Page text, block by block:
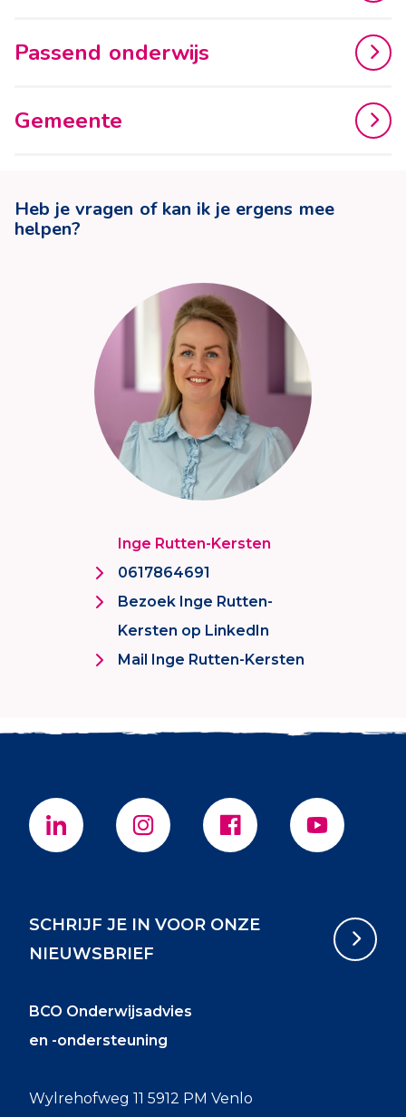
Passend onderwijs
Gemeente
Heb je vragen of kan ik je ergens mee
helpen?
Inge Rutten-Kersten
0617864691
Bezoek Inge Rutten-
Kersten op LinkedIn
Mail Inge Rutten-Kersten
SCHRIJF JE IN VOOR ONZE
NIEUWSBRIEF
BCO Onderwijsadvies
en -ondersteuning
Wylrehofweg 11 5912 PM Venlo